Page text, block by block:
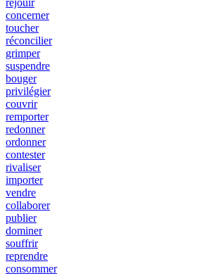
réjouir
concerner
toucher
réconcilier
grimper
suspendre
bouger
privilégier
couvrir
remporter
redonner
ordonner
contester
rivaliser
importer
vendre
collaborer
publier
dominer
souffrir
reprendre
consommer